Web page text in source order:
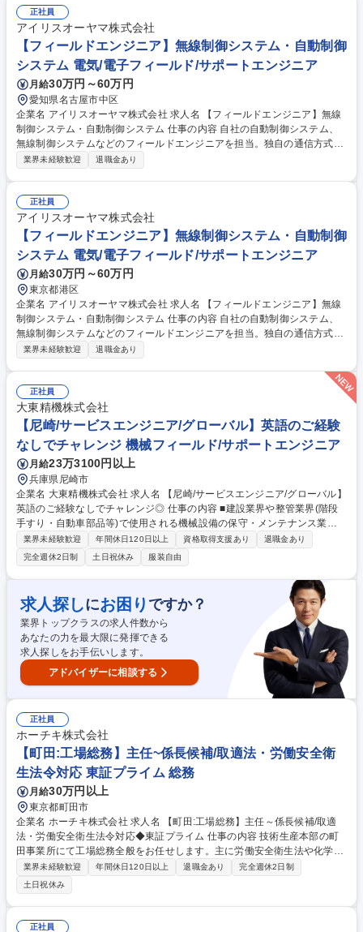
器の修繕、取替手続き ■長期修繕計画又は省エネ計画の作成、客先（発注
者）への提案/保守契約（年間）継続更新の提案 ■システムトラブル対応
など 募集職種 【フィールドエンジニア】無線制御システム・自動制御シ
正社員
アイリスオーヤマ株式会社
【フィールドエンジニア】無線制御システム・自動制御
システム 電気/電子フィールド/サポートエンジニア
月給30万円～60万円
愛知県名古屋市中区
企業名 アイリスオーヤマ株式会社 求人名 【フィールドエンジニア】無線
制御システム・自動制御システム 仕事の内容 自社の自動制御システム、
無線制御システムなどのフィールドエンジニアを担当。独自の通信方式
『メッシュリンク』を採用し高速＆安定した通信を実現する無線制御シス
器の修繕、取替手続き ■長期修繕計画又は省エネ計画の作成、客先（発注
者）への提案/保守契約（年間）継続更新の提案 ■システムトラブル対応
など 募集職種 【フィールドエンジニア】無線制御システム・自動制御シ
業界未経験歓迎 退職金あり
正社員
アイリスオーヤマ株式会社
【フィールドエンジニア】無線制御システム・自動制御
システム 電気/電子フィールド/サポートエンジニア
月給30万円～60万円
東京都港区
企業名 アイリスオーヤマ株式会社 求人名 【フィールドエンジニア】無線
制御システム・自動制御システム 仕事の内容 自社の自動制御システム、
無線制御システムなどのフィールドエンジニアを担当。独自の通信方式
『メッシュリンク』を採用し高速＆安定した通信を実現する無線制御シス
常動作の有無チェック）/点検結果の報告書作成 ■営業への同行/不具合機
器の修繕、取替手続き ■長期修繕計画又は省エネ計画の作成、客先（発注
者）への提案/保守契約（年間）継続更新の提案 ■システムトラブル対応
など 募集職種 【フィールドエンジニア】無線制御システム・自動制御シ
業界未経験歓迎 退職金あり
正社員
大東精機株式会社
【尼崎/サービスエンジニア/グローバル】英語のご経験
なしでチャレンジ 機械フィールド/サポートエンジニア
月給23万3100円以上
兵庫県尼崎市
企業名 大東精機株式会社 求人名 【尼崎/サービスエンジニア/グローバル】
英語のご経験なしでチャレンジ◎ 仕事の内容 ■建設業界や整管業界(階段
手すり・自動車部品等)で使用される機械設備の保守・メンテナンス業務
です。未経験からでも技術を身につけ、ものづくりの現場を支えるやりが
いのある仕事です。 【入社後】文系の方でもゼロから機械や業界について
学べる入社後研修の他、個人に合わせたOJT含めフォローアップを実施し
ます。ベテラン社員の教育意識が高く、周囲からフィードバックを受けな
がら成長できます。 【採用背景】海外事業の拡大、そのための組織体制構
築のための増員採用です。自身次第でアフターフォロー業務の枠を超えた
業務に挑戦する機会もあります。海外事業に携わりたい本気度高い方の応
募を期待します。 募集職種 【尼崎/サービスエンジニア/グローバル】英語
のご経験なしでチャレンジ◎
業界未経験歓迎 年間休日120日以上 資格取得支援あり
退職金あり
完全週休2日制
土日祝休み 服装自由
求人探しにお困り ですか？
業界トップクラスの求人件数から
あなたの力を最大限に発揮できる
求人探しをお手伝いします。
アドバイザーに相談する
正社員
ホーチキ株式会社
【町田:工場総務】主任~係長候補/取適法・労働安全衛
生法令対応 東証プライム 総務
月給30万円以上
東京都町田市
企業名 ホーチキ株式会社 求人名 【町田:工場総務】主任～係長候補/取適
法・労働安全衛生法令対応◆東証プライム 仕事の内容 技術生産本部の町
田事業所にて工場総務全般をお任せします。主に労働安全衛生法や化学物
質管理、環境関連法など、工場が遵守すべき法令への対応を現場の他部門
と協力しながら実務に即して推進する役割です。 【詳細】■実務に即した
法令遵守対応（取適法、労働安全衛生法、化学物質管理、環境関連法な
ど） ■情報の収集と社内個別対応の策定・現場への展開 ■幅広い組織や職
種との協力体制の構築・調整 ■工場内の安全・快適な就業環境の維持・向
業界未経験歓迎 年間休日120日以上 退職金あり
完全週休2日制
土日祝休み
正社員